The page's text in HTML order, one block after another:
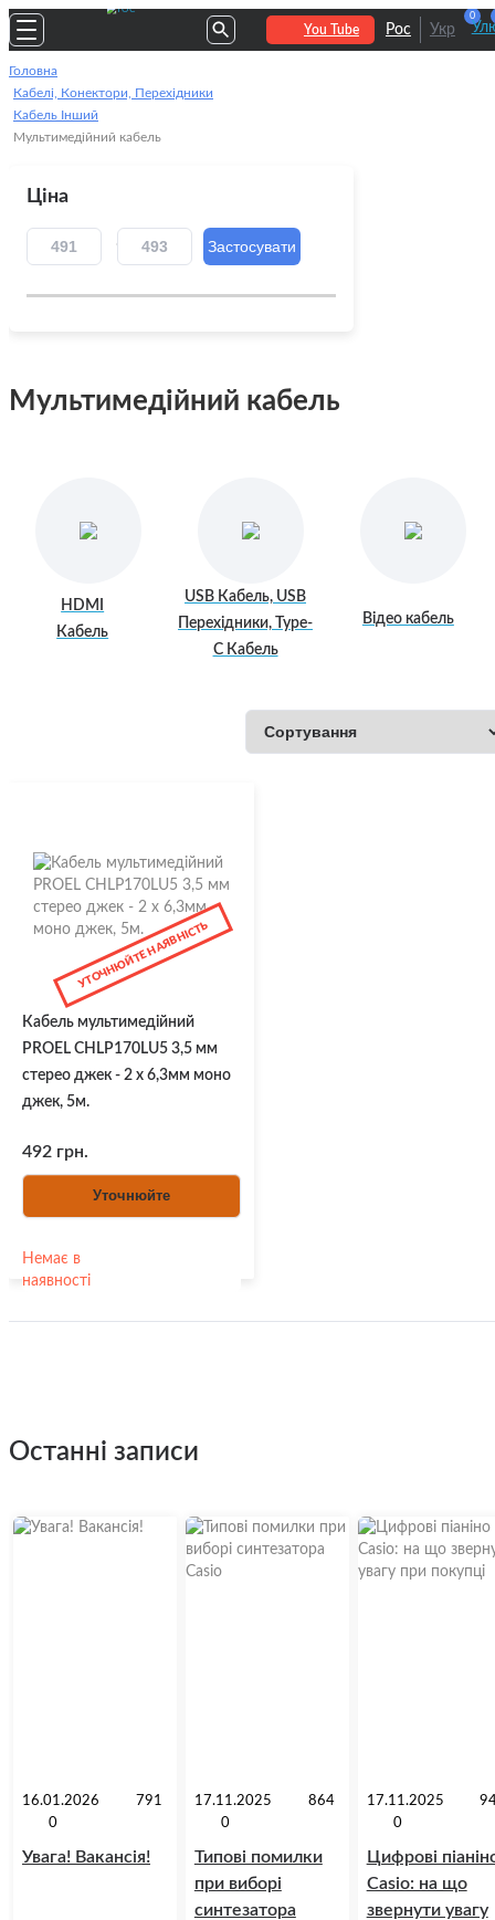
You Tube Рос Укр
0
Головна
Кабелі, Конектори, Перехідники
Кабель Інший
Мультимедійний кабель
Ціна
Мультимедійний кабель
HDMI
Кабель
USB Кабель, USB
Перехідники, Type-
C Кабель
Відео кабель
УТОЧНЮЙТЕ НАЯВНІСТЬ
Кабель мультимедійний
PROEL CHLP170LU5 3,5 мм
стерео джек - 2 х 6,3мм моно
джек, 5м.
492 грн.
Уточнюйте
Немає в
наявності
останні записи
Увага! Вакансія!
16.01.2026
791
0
Типові помилки
при виборі
синтезатора
17.11.2025
864
0
Цифрові
Casio: на що
звернути увагу
17.11.2025
0